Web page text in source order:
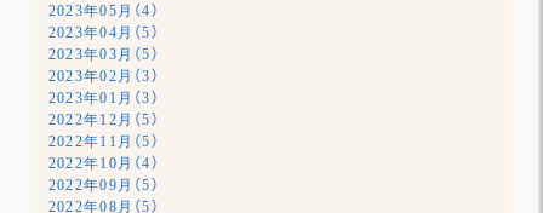
2023年05月（4）
2023年04月（5）
2023年03月（5）
2023年02月（3）
2023年01月（3）
2022年12月（5）
2022年11月（5）
2022年10月（4）
2022年09月（5）
2022年08月（5）